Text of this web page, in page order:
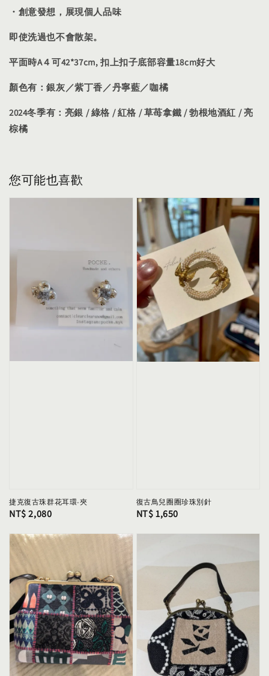
・創意發想，展現個人品味
即使洗過也不會散架。
平面時A４可42*37cm, 扣上扣子底部容量18cm好大
顏色有：銀灰／紫丁香／丹寧藍／咖橘
2024冬季有：亮銀 / 綠格 / 紅格 / 草苺拿鐵 / 勃根地酒紅 / 亮
棕橘
您可能也喜歡
捷克復古珠群花耳環-夾
Regular
NT$ 2,080
復古鳥兒圈圈珍珠別針
Regular
NT$ 1,650